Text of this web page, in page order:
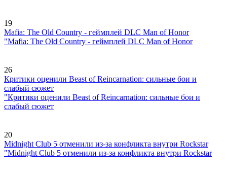
19
Mafia: The Old Country - геймплей DLC Man of Honor
"Mafia: The Old Country - геймплей DLC Man of Honor
26
Критики оценили Beast of Reincarnation: сильные бои и
слабый сюжет
"Критики оценили Beast of Reincarnation: сильные бои и
слабый сюжет
20
Midnight Club 5 отменили из-за конфликта внутри Rockstar
"Midnight Club 5 отменили из-за конфликта внутри Rockstar